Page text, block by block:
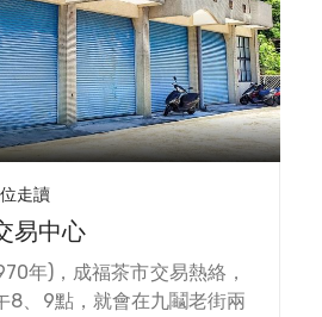
跡。 當您來到此處，務必
然的靜謐，不妨深吸一口
受到清甜的茶香。
走讀
易中心
年)，成福茶市交易熱絡，
8、9點，就會在九鬮老街兩